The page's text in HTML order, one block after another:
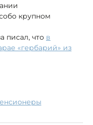
крупном
писал, что в
«гербарий» из
пенсионеры